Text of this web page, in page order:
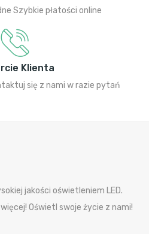
Szybkie płatości online
Klienta
się z nami w razie pytań
jakości oświetleniem LED.
Oświetl swoje życie z nami!